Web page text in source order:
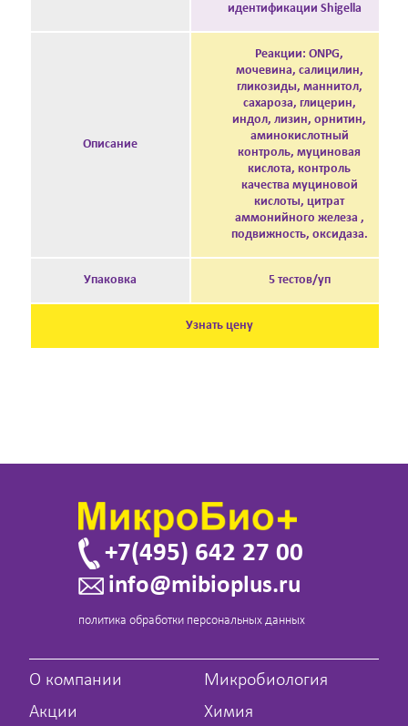
идентификации Shigella
Описание
Реакции: ONPG,
мочевина, салицилин,
гликозиды, маннитол,
сахароза, глицерин,
индол, лизин, орнитин,
аминокислотный
контроль, муциновая
кислота, контроль
качества муциновой
кислоты, цитрат
аммонийного железа ,
подвижность, оксидаза.
Упаковка 5 тестов/уп
Узнать цену
+7(495) 642 27 00
info@mibioplus.ru
политика обработки персональных данных
О компании
Акции
Микробиология
Химия